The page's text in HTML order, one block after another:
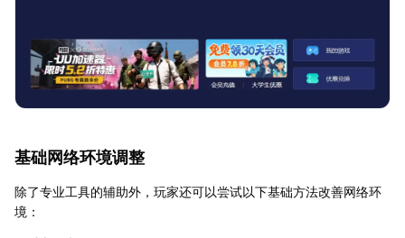
基础网络环境调整
除了专业工具的辅助外，玩家还可以尝试以下基础方法改善网络环
境：